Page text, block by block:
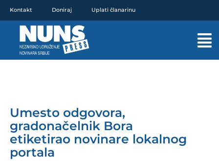
sadržaj
Kontakt Doniraj Uplati članarinu
Umesto odgovora,
gradonačelnik Bora
etiketirao novinare lokalnog
portala